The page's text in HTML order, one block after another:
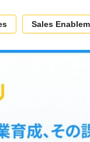
果的な
マネジ
覧を、こちらでご覧いた
入し、即座に自社で導
紹介
ティ体制
Sales